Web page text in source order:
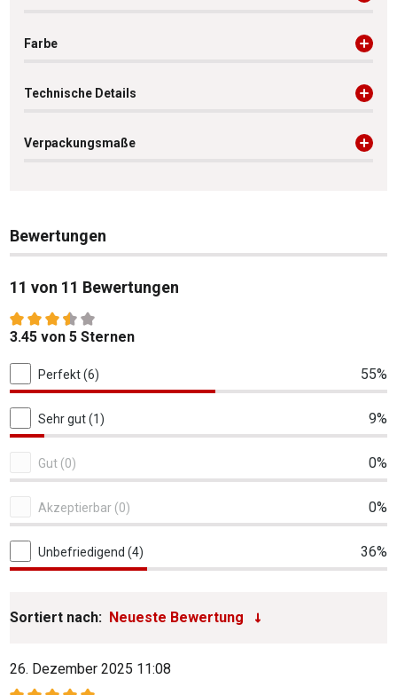
Farbe
Technische Details
Verpackungsmaße
Bewertungen
11 von 11 Bewertungen
Durchschnittliche Bewertung von 3.45 von 5 Sternen
3.45 von 5 Sternen
11 von 11 Bewertungen
Perfekt (6) 55%
Sehr gut (1) 9%
Gut (0) 0%
Akzeptierbar (0) 0%
Unbefriedigend (4) 36%
Sortiert nach:
26. Dezember 2025 11:08